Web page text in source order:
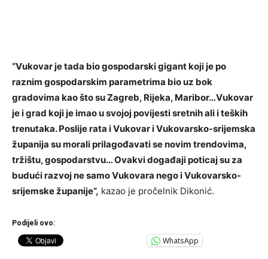
“Vukovar je tada bio gospodarski gigant koji je po
raznim gospodarskim parametrima bio uz bok
gradovima kao što su Zagreb, Rijeka, Maribor…Vukovar
je i grad koji je imao u svojoj povijesti sretnih ali i teških
trenutaka. Poslije rata i Vukovar i Vukovarsko-srijemska
županija su morali prilagođavati se novim trendovima,
tržištu, gospodarstvu… Ovakvi događaji poticaj su za
budući razvoj ne samo Vukovara nego i Vukovarsko-
srijemske županije”, kazao je pročelnik Dikonić.
Podijeli ovo:
WhatsApp